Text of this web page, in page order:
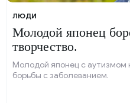
ЛЮДИ
Молодой японец
творчество.
Молодой японец с
борьбы с заболеванием.